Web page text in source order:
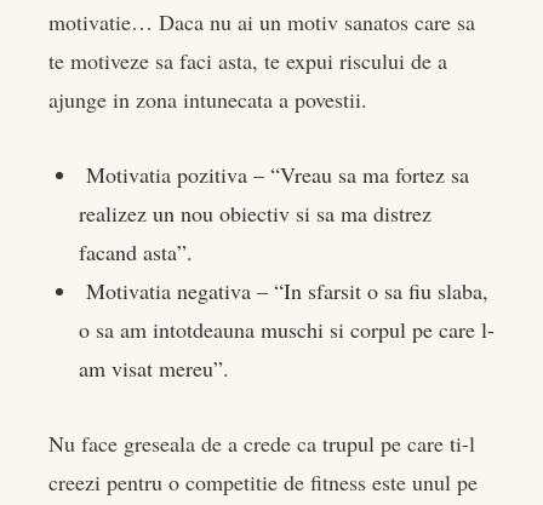
motivatie… Daca nu ai un motiv sanatos care sa
te motiveze sa faci asta, te expui riscului de a
ajunge in zona intunecata a povestii.
Motivatia pozitiva – “Vreau sa ma fortez sa
realizez un nou obiectiv si sa ma distrez
facand asta”.
Motivatia negativa – “In sfarsit o sa fiu slaba,
o sa am intotdeauna muschi si corpul pe care l-
am visat mereu”.
Nu face greseala de a crede ca trupul pe care ti-l
creezi pentru o competitie de fitness este unul pe